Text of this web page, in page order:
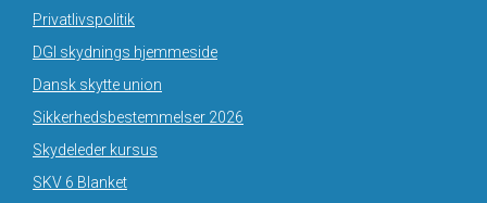
Privatlivspolitik
DGI skydnings hjemmeside
Dansk skytte union
Sikkerhedsbestemmelser 2026
Skydeleder kursus
SKV 6 Blanket